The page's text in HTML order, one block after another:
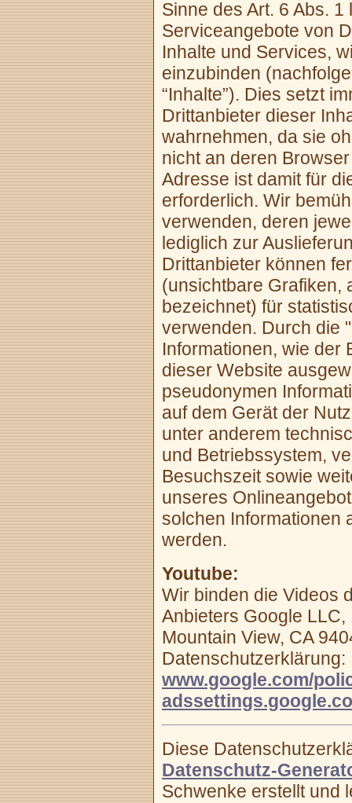
Sinne des Art. 6 Abs.
Serviceangebote von
Inhalte und Services,
einzubinden
“Inhalte”). Dies setzt
Drittanbieter dieser
wahrnehmen, da sie
nicht an deren
Adresse ist damit für
erforderlich. Wir
verwenden, deren
lediglich zur
Drittanbieter können
(unsichtbare Grafiken,
bezeichnet) für
verwenden. Durch die
Informationen, wie der
dieser Website
pseudonymen
auf dem Gerät der
unter anderem
und Betriebssystem,
Besuchszeit sowie
unseres
solchen Informationen
werden.
Youtube:
Wir binden die Videos
Anbieters Google
Mountain View, CA
Datenschutzerklärung:
www.google.com/
Diese
Datenschutz-
Schwenke erstellt und